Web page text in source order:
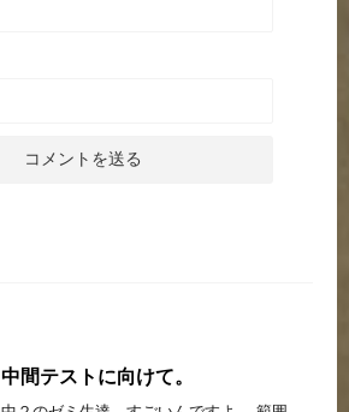
中間テストに向けて。